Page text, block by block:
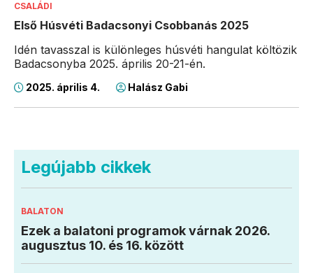
CSALÁDI
Első Húsvéti Badacsonyi Csobbanás 2025
Idén tavasszal is különleges húsvéti hangulat költözik
Badacsonyba 2025. április 20-21-én.
2025. április 4. Halász Gabi
Legújabb cikkek
BALATON
Ezek a balatoni programok várnak 2026.
augusztus 10. és 16. között